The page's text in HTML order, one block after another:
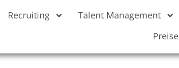
Recruiting Talent Management
Preise